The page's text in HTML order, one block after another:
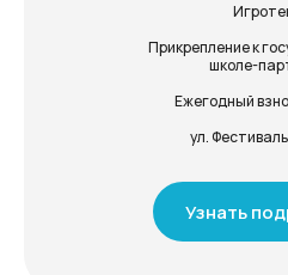
Прикрепление к
школе-
Ежегодный
ул.
Узнать